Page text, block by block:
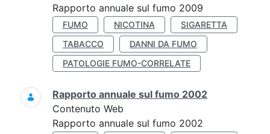
Rapporto annuale sul fumo 2009
FUMO NICOTINA
SIGARETTA
TABACCO
DANNI DA FUMO
PATOLOGIE FUMO-CORRELATE
Rapporto annuale sul fumo 2002
Contenuto Web
Rapporto annuale sul fumo 2002